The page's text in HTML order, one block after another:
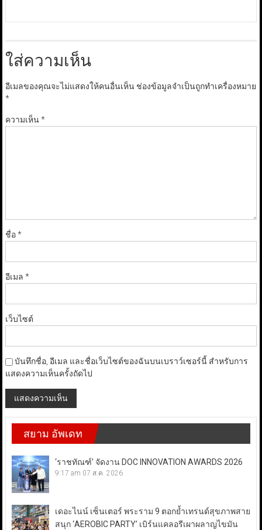
ใส่ความเห็น
อีเมลของคุณจะไม่แสดงให้คนอื่นเห็น ช่องข้อมูลจำเป็นถูกทำเครื่องหมาย
*
ความเห็น*
ชื่อ*
อีเมล *
เว็บไซต์
บันทึกชื่อ, อีเมล และชื่อเว็บไซต์ของฉันบนเบราว์เซอร์นี้ สำหรับการ
แสดงความเห็นครั้งถัดไป
สยาม อัพเดท
‘ราชทัณฑ์’ จัดงาน DOC INNOVATION AWARDS 2026
9:17 am 07 ส.ค. 2026
เดอะไนน์ เซ็นเตอร์ พระราม 9 ตอกย้ำเทรนด์สุขภาพสาย
สนุก ‘AEROBIC PARTY’ เบิร์นแคลอรีเผาผลาญไขมัน